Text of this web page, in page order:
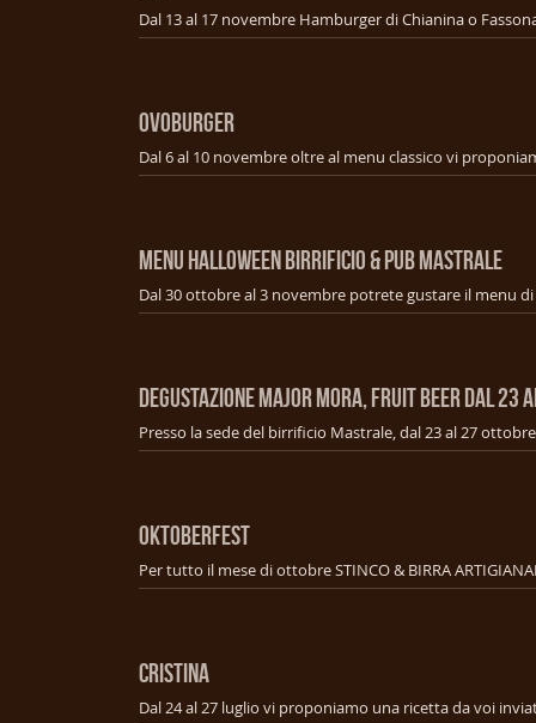
OVOBURGER
Menu Halloween Birrificio & Pub Mastrale
Degustazione Major mora, fruit beer dal 23
OKTOBERFEST
Per tutto il mese di ottobre STINCO & BIRRA
CRISTINA